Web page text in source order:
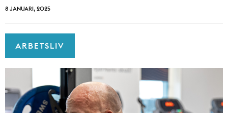
8 JANUARI, 2025
ARBETSLIV